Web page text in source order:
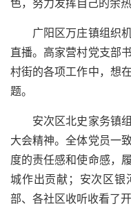
色，努力发挥自己的余
广阳区万庄镇组织机
直播。高家营村党支部
村街的各项工作中，想
题。
安次区北史家务镇组
大会精神。全体党员一
度的责任感和使命感，
城作出贡献；安次区银
部、各社区收听收看了